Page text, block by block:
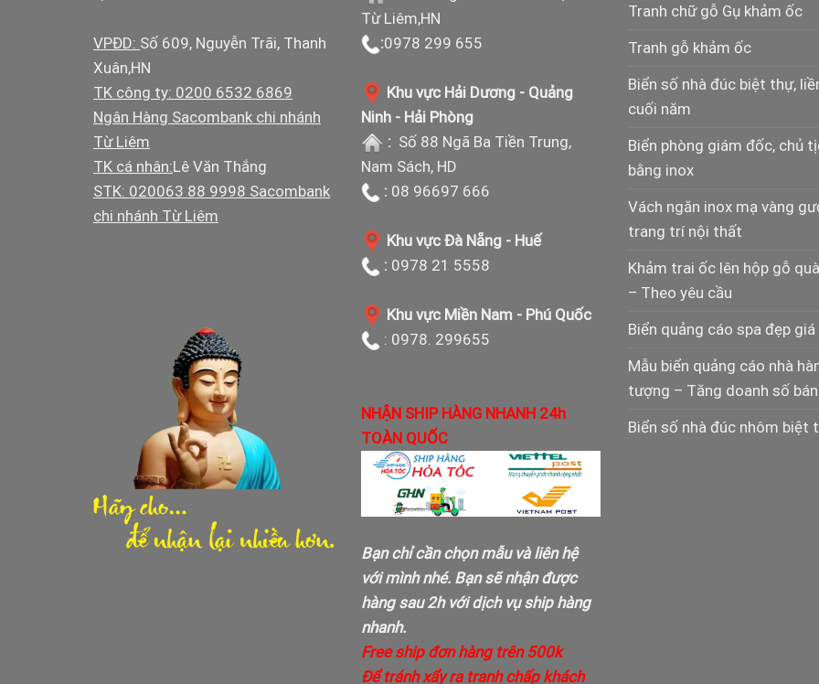
VPĐD: Số 609, Nguyễn Trãi, Thanh
Xuân,HN
TK công ty: 0200 6532 6869
Ngân Hàng Sacombank chi nhánh
Từ Liêm
TK cá nhân:Lê Văn Thắng
STK: 020063 88 9998 Sacombank
chi nhánh Từ Liêm
Từ Liêm,HN
:0978 299 655
Khu vực Hải Dương - Quảng
Ninh - Hải Phòng
: Số 88 Ngã Ba Tiền Trung,
Nam Sách, HD
: 08 96697 666
Khu vực Đà Nẵng - Huế
: 0978 21 5558
Khu vực Miền Nam - Phú Quốc
: 0978. 299655
NHẬN SHIP HÀNG NHANH 24h
TOÀN QUỐC
Bạn chỉ cần chọn mẫu và liên hệ
với mình nhé. Bạn sẽ nhận được
hàng sau 2h với dịch vụ ship hàng
nhanh.
Free ship đơn hàng trên 500k
Để tránh xẩy ra tranh chấp khách
Tranh chữ gỗ Gụ khảm ốc
Tranh gỗ khảm ốc
Biển số nhà đúc biệt thự,
cuối năm
Biển phòng giám đốc, chủ
bằng inox
Vách ngăn inox mạ vàng
trang trí nội thất
Khảm trai ốc lên hộp gỗ
– Theo yêu cầu
Biển quảng cáo spa đẹp giá
Mẫu biển quảng cáo nhà
tượng – Tăng doanh số
Biển số nhà đúc nhôm biệt